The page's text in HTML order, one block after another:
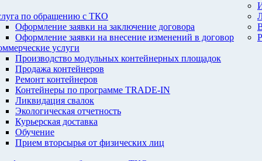
по обращению с ТКО
Оформление заявки на заключение договора
Оформление заявки на внесение изменений в договор
услуги
Производство модульных контейнерных площадок
Продажа контейнеров
Ремонт контейнеров
Контейнеры по программе TRADE-IN
Ликвидация свалок
Экологическая отчетность
Курьерская доставка
Обучение
Прием вторсырья от физических лиц